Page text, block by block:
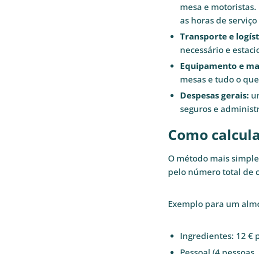
mesa e
as horas de
Transporte e
necessário e
Equipamento e
mesas e tudo o
Despesas gerais:
seguros e
Como
O método mais
pelo número total de
Exemplo para um
Ingredientes: 12 €